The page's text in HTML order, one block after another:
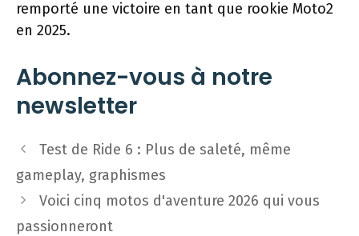
remporté une victoire en tant que rookie Moto2
en 2025.
Abonnez-vous à notre
newsletter
Navigation
des
articles
Test de Ride 6 : Plus de saleté, même
gameplay, graphismes
Voici cinq motos d'aventure 2026 qui vous
passionneront